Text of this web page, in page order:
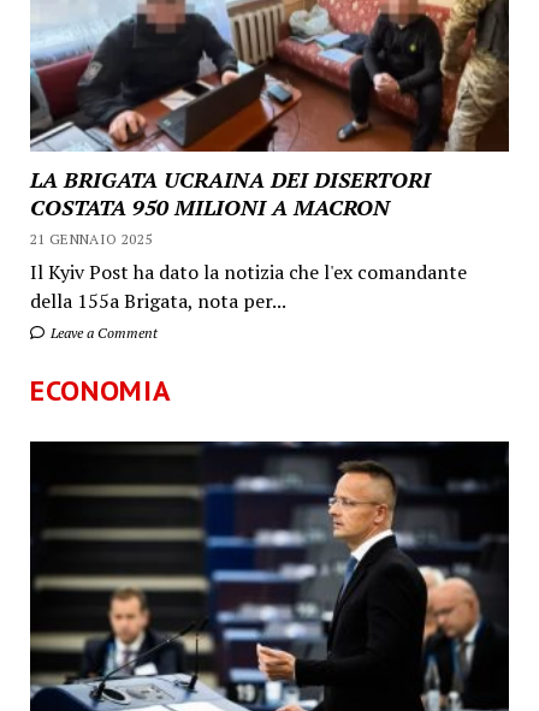
LA BRIGATA UCRAINA DEI DISERTORI
COSTATA 950 MILIONI A MACRON
21 GENNAIO 2025
Il Kyiv Post ha dato la notizia che l'ex comandante
della 155a Brigata, nota per...
Leave a Comment
ECONOMIA